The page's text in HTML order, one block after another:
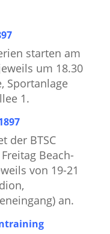
starten am
um 18.30
Sportanlage
1.
der BTSC
Beach-
von 19-21
an.